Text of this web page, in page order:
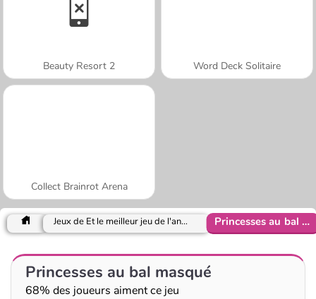
Beauty Resort 2 Word Deck Solitaire
Collect Brainrot Arena
Jeux de Et le meilleur jeu de l'année est 2016 Princesses au bal masqué
Princesses au bal masqué
68% des joueurs aiment ce jeu